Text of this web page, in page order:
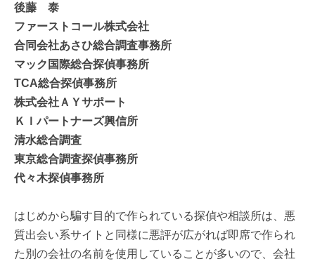
後藤 泰
ファーストコール株式会社
合同会社あさひ総合調査事務所
マック国際総合探偵事務所
TCA総合探偵事務所
株式会社ＡＹサポート
ＫＩパートナーズ興信所
清水総合調査
東京総合調査探偵事務所
代々木探偵事務所
はじめから騙す目的で作られている探偵や相談所は、悪
質出会い系サイトと同様に悪評が広がれば即席で作られ
た別の会社の名前を使用していることが多いので、会社